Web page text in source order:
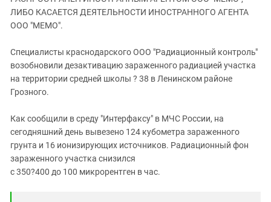
ЗАСТАВЛЯЕТ
ПРЕСЛЕДОВАНИЕ АКТИВИСТОВ
МОБИЛИЗАЦИЯ И ПРОТЕСТЫ
Дагестан
Ингушетия
Калмыкия
Карачаево-Черкесия
Нагорный Карабах
Российская Федерация
Ростовская область
Северная Осетия - Алания
ЛИБО КАСАЕТСЯ ДЕЯТЕЛЬНОСТИ ИНОСТРАННОГО АГЕНТА
ООО "МЕМО".
Специалисты краснодарского ООО "Радиационный контроль"
возобновили дезактивацию зараженного радиацией участка
на территории средней школы ? 38 в Ленинском районе
Грозного.
Как сообщили в среду "Интерфаксу" в МЧС России, на
сегодняшний день вывезено 124 кубометра зараженного
грунта и 16 ионизирующих источников. Радиационный фон
зараженного участка снизился
с 350?400 до 100 микрорентген в час.